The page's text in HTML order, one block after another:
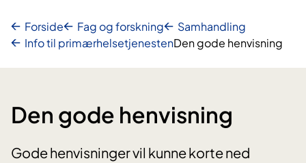
Forside Fag og forskning
Samhandling
Info til primærhelsetjenestenDen gode henvisning
Den gode henvisning
Gode henvisninger vil kunne korte ned